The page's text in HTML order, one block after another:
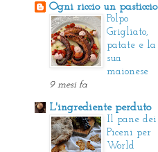
Ogni riccio un pasticcio
Polpo
Grigliato,
patate e la
sua
maionese
9 mesi fa
L'ingrediente perduto
Il pane dei
Piceni per
World